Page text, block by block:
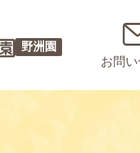
野洲園
お問